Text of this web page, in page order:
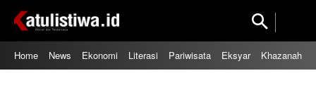
Home News Ekonomi Literasi Pariwisata Eksyar Khazanah